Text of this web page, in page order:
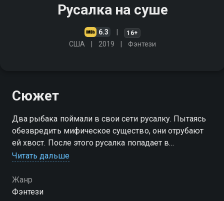
Русалка на суше
6.3 16+
США 2019 Фэнтези
Сюжет
Два рыбака поймали в свои сети русалку. Пытаясь
обезвредить мифическое существо, они отрубают
ей хвост. После этого русалка попадает в
психиатрическую больницу на попечение доктора
странные эксперименты
Читать дальше
Жанр
Фэнтези